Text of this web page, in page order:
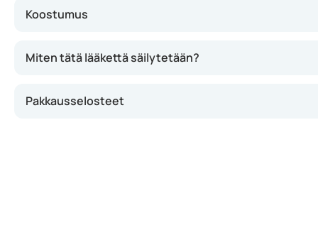
Koostumus
Miten tätä lääkettä säilytetään?
Pakkausselosteet